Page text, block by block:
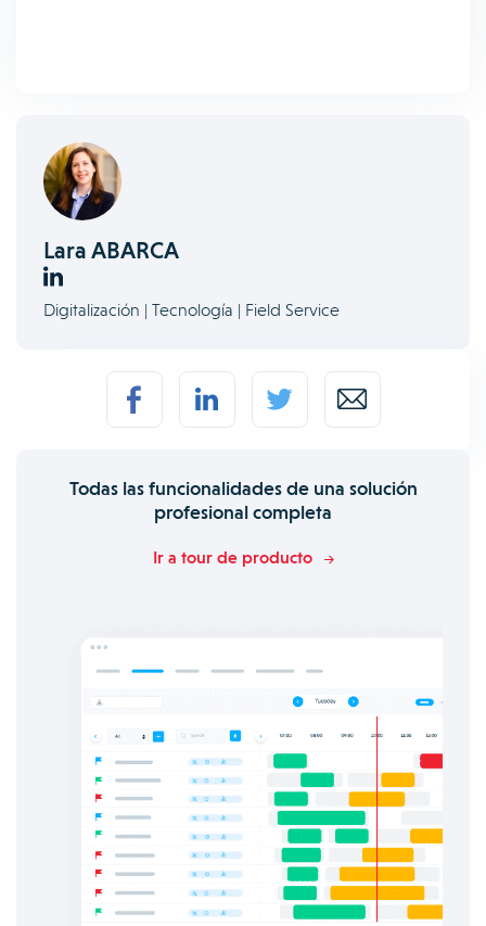
Lara ABARCA
Digitalización | Tecnología | Field Service
Todas las funcionalidades de una solución
profesional completa
Ir a tour de producto